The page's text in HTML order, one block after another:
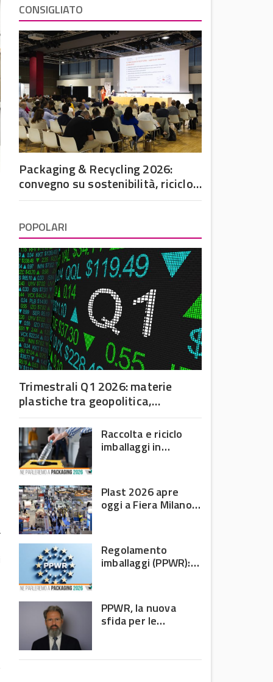
CONSIGLIATO
Packaging & Recycling 2026:
convegno su sostenibilità, riciclo
e futuro dell’imballaggio in
POPOLARI
Trimestrali Q1 2026: materie
plastiche tra geopolitica,
domanda debole e corsa
all’efficienza Raccolta e riciclo
imballaggi in
e PPWR
Plast 2026 apre
oggi a Fiera Milano
plastiche
Regolamento
imballaggi (PPWR):
PPWR, la nuova
sfida per le
produce imballaggi